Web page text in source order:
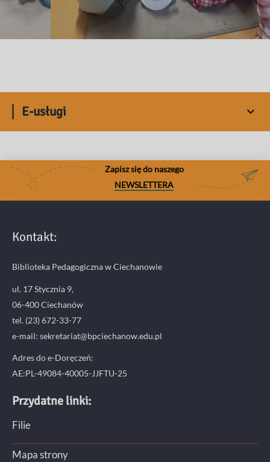
E-usługi
Zapisz się do naszego
NEWSLETTERA
Kontakt:
Biblioteka Pedagogiczna w Ciechanowie
ul. 17 Stycznia 9,
06-400 Ciechanów
tel. (23) 672-33-77
e-mail: sekretariat@bpciechanow.edu.pl
Adres do e-Doręczeń:
AE:PL-49084-40005-JJFTU-25
Przydatne linki:
Filie
Mapa strony